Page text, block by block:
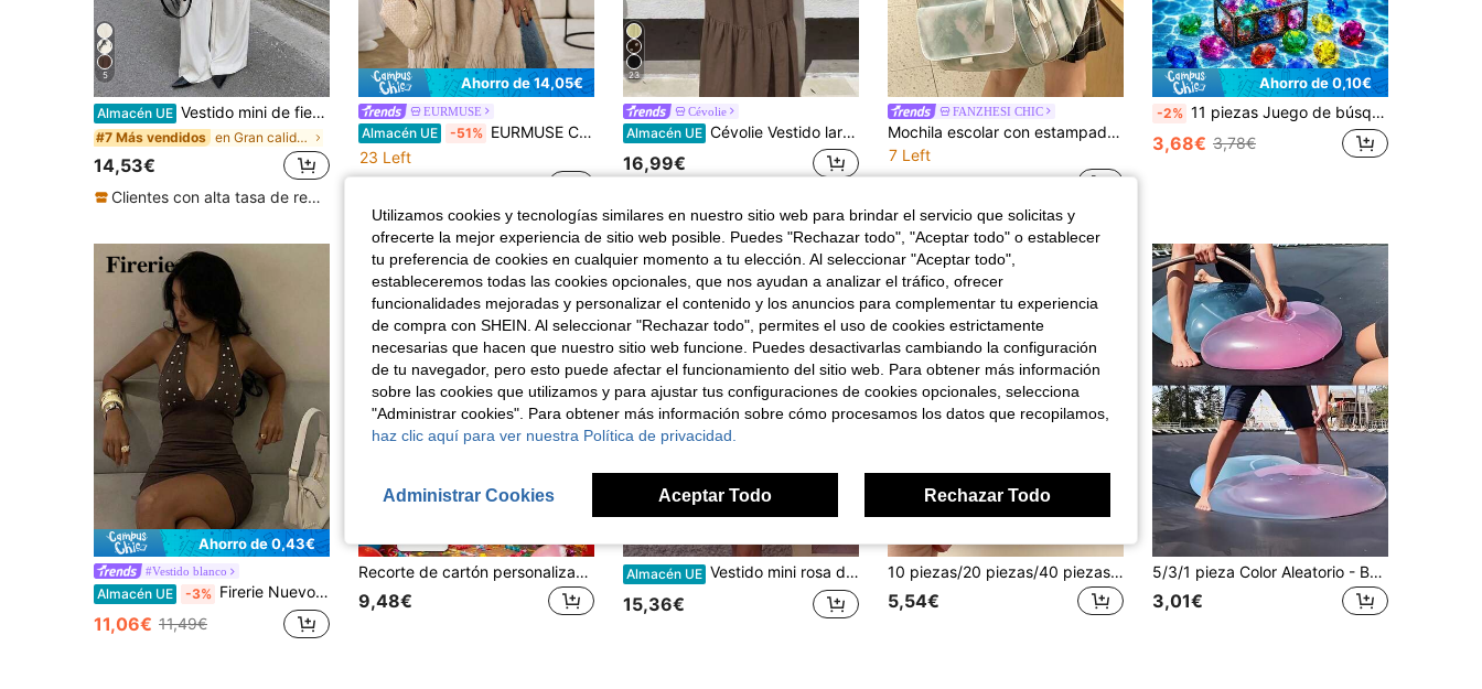
5
Almacén UE Vestido mini de fiesta de verano asimétrico de satén con ribete de encaje, elegante camisón sexy sin mangas, vestido sin espalda marrón/negro para mujeres
#7 Más vendidos en Gran calidad Vestidos Cortos De Mujer
14,53€
Clientes con alta tasa de repetición
Ahorro de 14,05€
EURMUSE
Almacén UE -51% EURMUSE Cárdigan de mujer con detalles de piel sintética
23 Left
23
Cévolie
Almacén UE Cévolie Vestido largo de mujer de unicolor casual, con espalda descubierta, cordón ajustable en la cintura, vestido plisado holgado, vestido minimalista y versátil adecuado para uso diario, fiestas y vacaciones
16,99€
FANZHESI CHIC
Mochila escolar con estampado suave, charm de peluche de nube sonriente desmontable, bolsillo lateral de malla, almacenamiento multicapa, bolsa de transporte para actividades al aire libre de fin de semana
7 Left
33,08€
Ahorro de 0,10€
-2% 11 piezas Juego de búsqueda del tesoro submarino, gemas de buceo de colores con cofre del tesoro pirata, accesorios para juego de buceo en piscina para fiesta de piscina de verano, fiesta de playa, juegos acuáticos, suministros de diversión al aire libre
3,68€ 3,78€
Ahorro de 0,43€
#Vestido blanco
Almacén UE -3% Firerie Nuevo vestido mini de mujer con remaches plateados y espalda descubierta, vestido corto sexy con escote en V profundo, vestido mini para vacaciones, atuendo para festival de música, ropa de primavera, verano y otoño
11,06€ 11,49€
Recorte de cartón personalizado a tamaño real de alta resolución - Sube tu propia foto - Boda, Graduación, Cumpleaños, Aniversario
9,48€
Almacén UE Vestido mini rosa de mujer primavera/verano 2026, nuevo, a lunares, cuello redondo, sin mangas, holgado, corte evasé, casual elegante para diario, vacaciones, salidas, citas, streetwear, vestido casual para ir a trabajar, vestido de fiesta, conjunto de vuelta al cole para mujer
15,36€
10 piezas/20 piezas/40 piezas Pegatinas personalizadas con cara para cumpleaños - Decoración personalizada para el 30º cumpleaños - Suministros para fiesta de 21º cumpleaños Pegatinas impermeables, Etiquetas circulares personalizadas para regalos de cumpleaños, Diseño a rayas, Pegatinas personalizadas para regalos de cumpleaños con nombre y foto, Recuerdos de fiesta
5,54€
5/3/1 pieza Color Aleatorio - Bola de Burbuja Extra Grande, Bola de Burbuja Rellena de Agua, Rebote Fuerte, Resistente a Desgarros, Fácil de Inflar y Rellenar con Agua, Bola de Agua Inflable Gigante, Bola de Playa, Juego de Patio, Suministros Esenciales de Entretenimiento al Aire Libre en la Playa, Accesorios de Playa, Inflable Marino, Suave y Blandito, Relleno de Bolsa de Regalos para Fiestas
3,01€
Utilizamos cookies y tecnologías similares en nuestro sitio web para brindar el servicio que solicitas y
ofrecerte la mejor experiencia de sitio web posible. Puedes "Rechazar todo", "Aceptar todo" o establecer
tu preferencia de cookies en cualquier momento a tu elección. Al seleccionar "Aceptar todo",
estableceremos todas las cookies opcionales, que nos ayudan a analizar el tráfico, ofrecer
funcionalidades mejoradas y personalizar el contenido y los anuncios para complementar tu experiencia
de compra con SHEIN. Al seleccionar "Rechazar todo", permites el uso de cookies estrictamente
necesarias que hacen que nuestro sitio web funcione. Puedes desactivarlas cambiando la configuración
de tu navegador, pero esto puede afectar el funcionamiento del sitio web. Para obtener más información
sobre las cookies que utilizamos y para ajustar tus configuraciones de cookies opcionales, selecciona
"Administrar cookies". Para obtener más información sobre cómo procesamos los datos que recopilamos,
haz clic aquí para ver nuestra Política de privacidad.
Administrar Cookies Aceptar Todo Rechazar Todo